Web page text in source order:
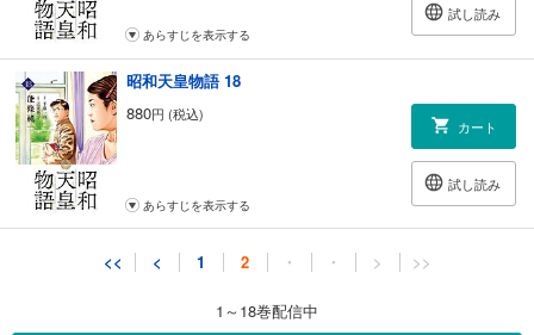
試し読み
あらすじを表示する
昭和天皇物語 18
880円 (税込)
カート
試し読み
あらすじを表示する
<< < 1 2 ・ ・ > >>
1～18巻配信中